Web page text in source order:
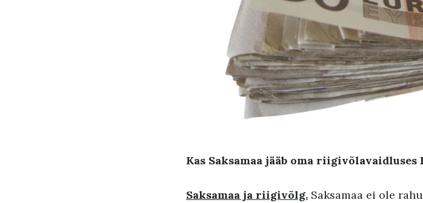
Kas Saksamaa jääb oma
Saksamaa ja riigivõlg. Saksamaa ei ole